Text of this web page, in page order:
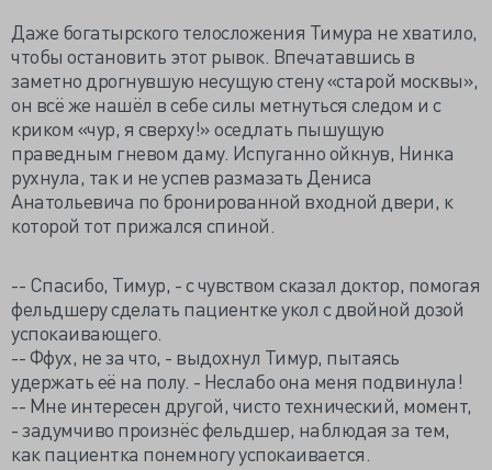
Даже богатырского телосложения Тимура не хватило,
чтобы остановить этот рывок. Впечатавшись в
заметно дрогнувшую несущую стену «старой москвы»,
он всё же нашёл в себе силы метнуться следом и с
криком «чур, я сверху!» оседлать пышущую
праведным гневом даму. Испуганно ойкнув, Нинка
рухнула, так и не успев размазать Дениса
Анатольевича по бронированной входной двери, к
которой тот прижался спиной.
-- Спасибо, Тимур, - с чувством сказал доктор, помогая
фельдшеру сделать пациентке укол с двойной дозой
успокаивающего.
-- Ффух, не за что, - выдохнул Тимур, пытаясь
удержать её на полу. - Неслабо она меня подвинула!
-- Мне интересен другой, чисто технический, момент,
- задумчиво произнёс фельдшер, наблюдая за тем,
как пациентка понемногу успокаивается.